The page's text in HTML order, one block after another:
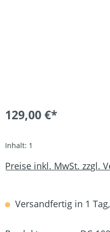
129,00 €*
Inhalt: 1
Preise inkl. MwSt. zzgl.
Versandfertig in 1